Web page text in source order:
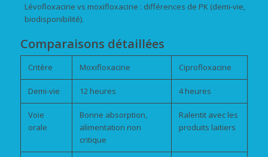
Lévofloxacine vs moxifloxacine : différences de PK (demi-vie,
biodisponibilité).
Comparaisons détaillées
Critère Moxifloxacine Ciprofloxacine
Demi-vie 12 heures 4 heures
Voie
orale
Bonne absorption,
alimentation non
critique
Ralentit avec les
produits laitiers